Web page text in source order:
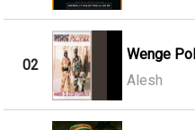
02
Wenge
Alesh